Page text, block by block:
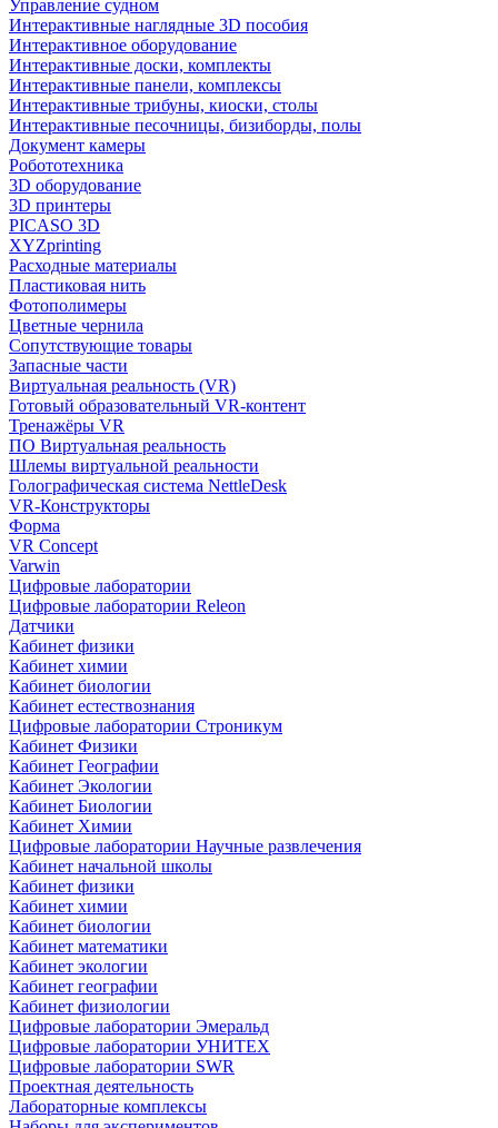
Управление судном
Интерактивные наглядные 3D пособия
Интерактивное оборудование
Интерактивные доски, комплекты
Интерактивные панели, комплексы
Интерактивные трибуны, киоски, столы
Интерактивные песочницы, бизиборды, полы
Документ камеры
Робототехника
3D оборудование
3D принтеры
PICASO 3D
XYZprinting
Расходные материалы
Пластиковая нить
Фотополимеры
Цветные чернила
Сопутствующие товары
Запасные части
Виртуальная реальность (VR)
Готовый образовательный VR-контент
Тренажёры VR
ПО Виртуальная реальность
Шлемы виртуальной реальности
Голографическая система NettleDesk
VR-Конструкторы
Форма
VR Concept
Varwin
Цифровые лаборатории
Цифровые лаборатории Releon
Датчики
Кабинет физики
Кабинет химии
Кабинет биологии
Кабинет естествознания
Цифровые лаборатории Строникум
Кабинет Физики
Кабинет Географии
Кабинет Экологии
Кабинет Биологии
Кабинет Химии
Цифровые лаборатории Научные развлечения
Кабинет начальной школы
Кабинет физики
Кабинет химии
Кабинет биологии
Кабинет математики
Кабинет экологии
Кабинет географии
Кабинет физиологии
Цифровые лаборатории Эмеральд
Цифровые лаборатории УНИТЕХ
Цифровые лаборатории SWR
Проектная деятельность
Лабораторные комплексы